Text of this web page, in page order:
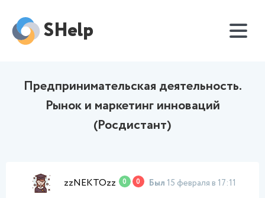
SHelp
Предпринимательская деятельность.
Рынок и маркетинг инноваций
(Росдистант)
zzNEKTOzz 0 0 Был 15 февраля в 17:11